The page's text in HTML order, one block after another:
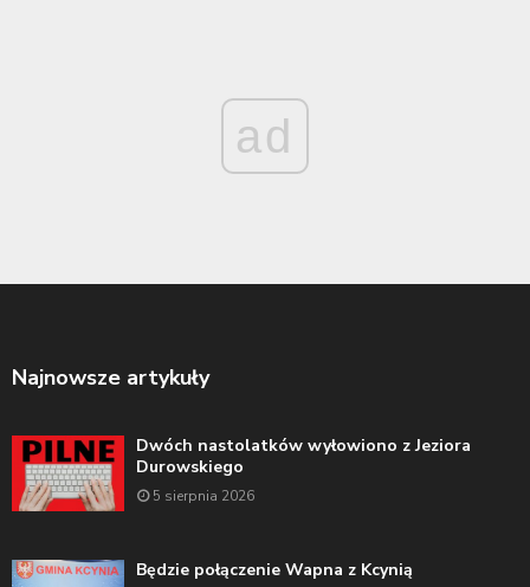
ad
Najnowsze artykuły
Dwóch nastolatków wyłowiono z Jeziora
Durowskiego
5 sierpnia 2026
Będzie połączenie Wapna z Kcynią